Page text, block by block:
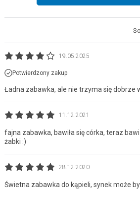
19.05.2025
Potwierdzony zakup
Ładna zabawka, ale nie trzyma się dobrze
11.12.2021
fajna zabawka, bawiła się córka, teraz
żabki :)
28.12.2020
Świetna zabawka do kąpieli, synek może